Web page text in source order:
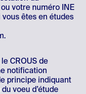
votre numéro INE
êtes en études
CROUS de
notification
principe indiquant
voeu d’étude